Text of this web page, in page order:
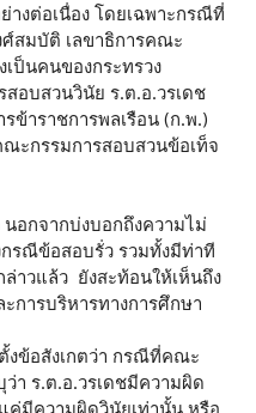
างต่อเนื่อง โดยเฉพาะกรณีที่
สมบัติ เลขาธิการคณะ
ป็นคนของกระทรวง
อบสวนวินัย ร.ต.อ.วรเดช
ข้าราชการพลเรือน (ก.พ.)
ะกรรมการสอบสวนข้อเท็จ
อกจากบ่งบอกถึงความไม่
กรณีข้อสอบรั่ว รวมทั้งมีท่าที
าวแล้ว ยังสะท้อนให้เห็นถึง
การบริหารทางการศึกษา
ข้อสังเกตว่า กรณีที่คณะ
า ร.ต.อ.วรเดชมีความผิด